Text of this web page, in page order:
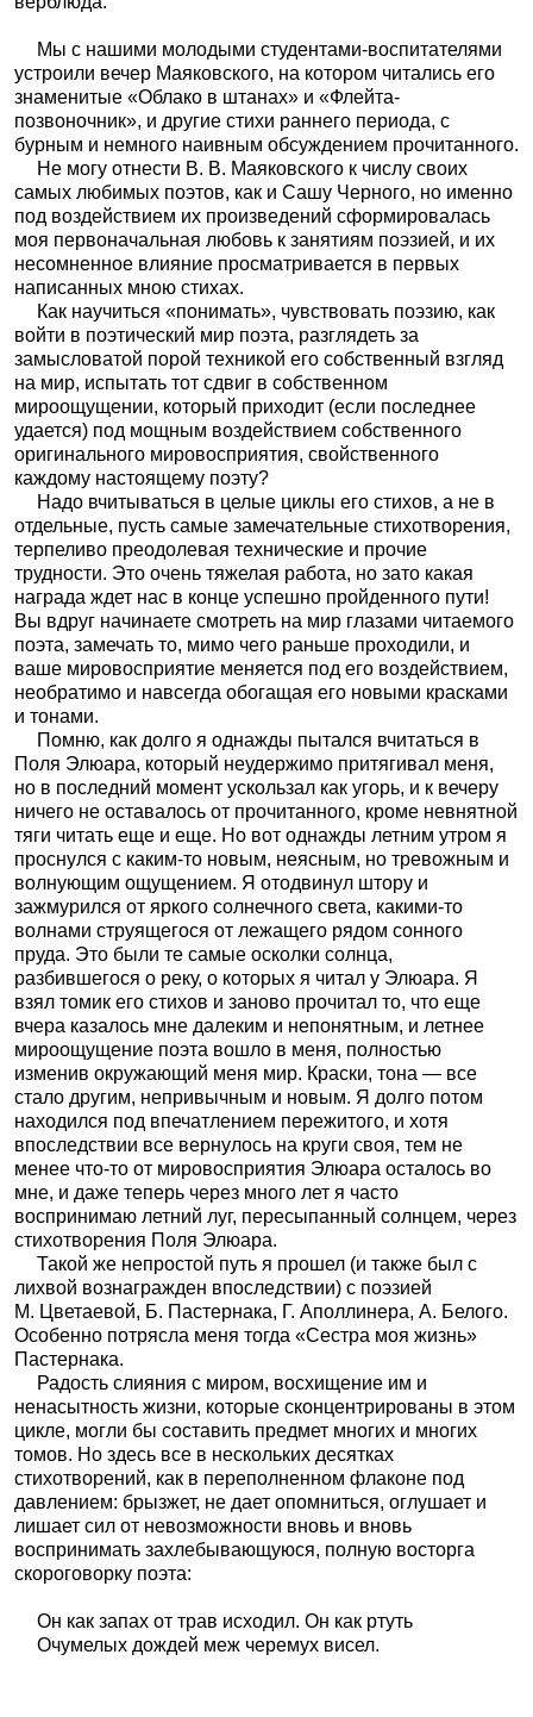
Мы с нашими молодыми студентами-воспитателями
устроили вечер Маяковского, на котором читались его
знаменитые «Облако в штанах» и «Флейта-
позвоночник», и другие стихи раннего периода, с
бурным и немного наивным обсуждением прочитанного.
Не могу отнести В. В. Маяковского к числу своих
самых любимых поэтов, как и Сашу Черного, но именно
под воздействием их произведений сформировалась
моя первоначальная любовь к занятиям поэзией, и их
несомненное влияние просматривается в первых
написанных мною стихах.
Как научиться «понимать», чувствовать поэзию, как
войти в поэтический мир поэта, разглядеть за
замысловатой порой техникой его собственный взгляд
на мир, испытать тот сдвиг в собственном
мироощущении, который приходит (если последнее
удается) под мощным воздействием собственного
оригинального мировосприятия, свойственного
каждому настоящему поэту?
Надо вчитываться в целые циклы его стихов, а не в
отдельные, пусть самые замечательные стихотворения,
терпеливо преодолевая технические и прочие
трудности. Это очень тяжелая работа, но зато какая
награда ждет нас в конце успешно пройденного пути!
Вы вдруг начинаете смотреть на мир глазами читаемого
поэта, замечать то, мимо чего раньше проходили, и
ваше мировосприятие меняется под его воздействием,
необратимо и навсегда обогащая его новыми красками
и тонами.
Помню, как долго я однажды пытался вчитаться в
Поля Элюара, который неудержимо притягивал меня,
но в последний момент ускользал как угорь, и к вечеру
ничего не оставалось от прочитанного, кроме невнятной
тяги читать еще и еще. Но вот однажды летним утром я
проснулся с каким-то новым, неясным, но тревожным и
волнующим ощущением. Я отодвинул штору и
зажмурился от яркого солнечного света, какими-то
волнами струящегося от лежащего рядом сонного
пруда. Это были те самые осколки солнца,
разбившегося о реку, о которых я читал у Элюара. Я
взял томик его стихов и заново прочитал то, что еще
вчера казалось мне далеким и непонятным, и летнее
мироощущение поэта вошло в меня, полностью
изменив окружающий меня мир. Краски, тона — все
стало другим, непривычным и новым. Я долго потом
находился под впечатлением пережитого, и хотя
впоследствии все вернулось на круги своя, тем не
менее что-то от мировосприятия Элюара осталось во
мне, и даже теперь через много лет я часто
воспринимаю летний луг, пересыпанный солнцем, через
стихотворения Поля Элюара.
Такой же непростой путь я прошел (и также был с
лихвой вознагражден впоследствии) с поэзией
М. Цветаевой, Б. Пастернака, Г. Аполлинера, А. Белого.
Особенно потрясла меня тогда «Сестра моя жизнь»
Пастернака.
Радость слияния с миром, восхищение им и
ненасытность жизни, которые сконцентрированы в этом
цикле, могли бы составить предмет многих и многих
томов. Но здесь все в нескольких десятках
стихотворений, как в переполненном флаконе под
давлением: брызжет, не дает опомниться, оглушает и
лишает сил от невозможности вновь и вновь
воспринимать захлебывающуюся, полную восторга
скороговорку поэта:
Он как запах от трав исходил. Он как ртуть
Очумелых дождей меж черемух висел.